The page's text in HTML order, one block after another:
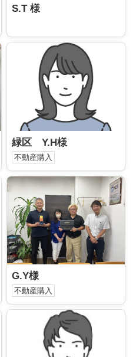
S.T 様
緑区 Y.H様
不動産購入
G.Y様
不動産購入